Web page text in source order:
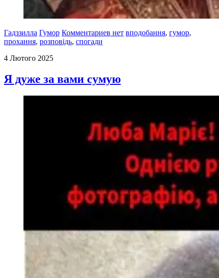
Гадззилла Гумор Комментариев нет вподобання, гумор,
прохання, розповідь, спогади
4 Лютого 2025
Я дуже за вами сумую